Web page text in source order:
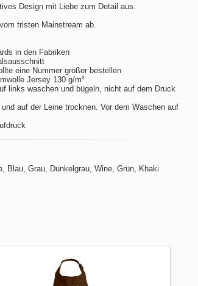
Design mit Liebe zum Detail aus.
tristen Mainstream ab.
in den Fabriken
eine Nummer größer bestellen
Jersey 130 g/m²
links waschen und bügeln, nicht auf dem Druck
auf der Leine trocknen. Vor dem Waschen auf
Blau, Grau, Dunkelgrau, Wine, Grün, Khaki